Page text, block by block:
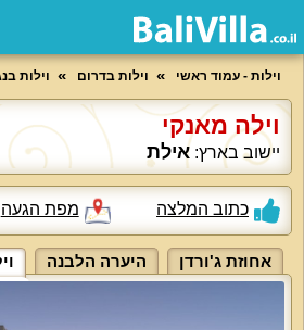
וילות - עמוד ראשי וילות בדרום וילות
וילה מאנקי
יישוב בארץ: אילת
כתוב המלצה מפת הגעה
אחוזת ג'ורדן היערה הלבנה